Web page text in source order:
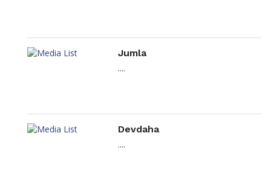
Jumla
....
Devdaha
....